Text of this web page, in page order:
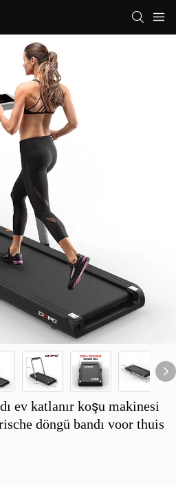
ev katlanır koşu makinesi
döngü bandı voor thuis